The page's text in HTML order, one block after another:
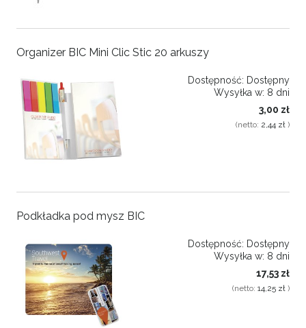
Organizer BIC Mini Clic Stic 20 arkuszy
Dostępność: Dostępny
Wysyłka w: 8 dni
3,00 zł
(netto: 2,44 zł )
Podkładka pod mysz BIC
Dostępność: Dostępny
Wysyłka w: 8 dni
17,53 zł
(netto: 14,25 zł )